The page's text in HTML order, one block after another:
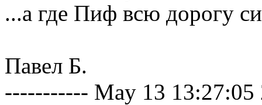
...а где Пиф всю дорогу
Павел Б.
----------- May 13